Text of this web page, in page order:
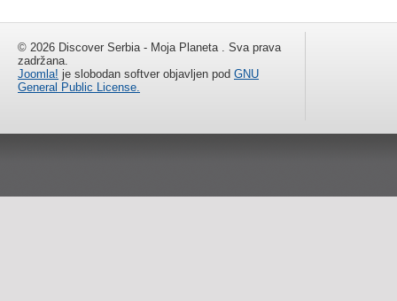
© 2026 Discover Serbia - Moja Planeta . Sva prava
zadržana.
Joomla! je slobodan softver objavljen pod GNU
General Public License.